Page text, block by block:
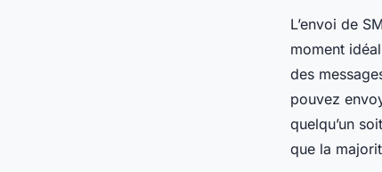
L’envoi de
moment
des
pouvez
quelqu’un
que la